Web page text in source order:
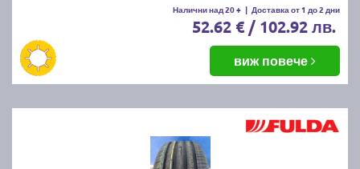
Налични над 20 + | Доставка от 1 до 2 дни
52.62 € / 102.92 лв.
виж повече